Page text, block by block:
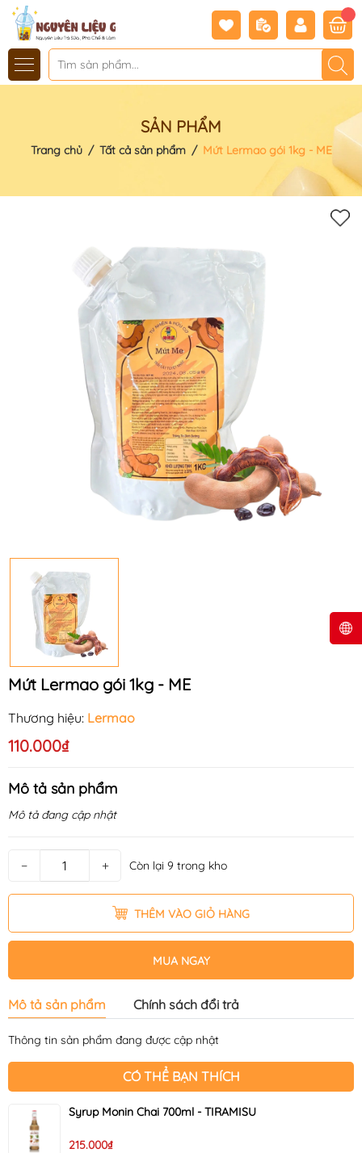
SẢN PHẨM
Trang chủ / Tất cả sản phẩm / Mứt Lermao gói 1kg - ME
Mứt Lermao gói 1kg - ME
Thương hiệu: Lermao
110.000₫
Mô tả sản phẩm
Mô tả đang cập nhật
− + Còn lại 9 trong kho
THÊM VÀO GIỎ HÀNG
MUA NGAY
Mô tả sản phẩm Chính sách đổi trả
Thông tin sản phẩm đang được cập nhật
CÓ THỂ BẠN THÍCH
Syrup Monin Chai 700ml - TIRAMISU
215.000₫